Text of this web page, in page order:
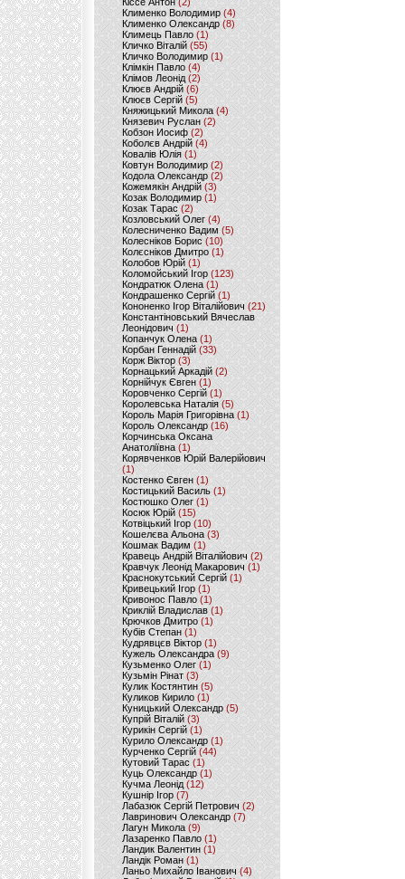
Клименко Володимир(4)
Клименко Олександр (8)
Климець Павло (1)
Кличко Віталій(55)
Кличко Володимир (1)
Клімкін Павло (4)
Клімов Леонід(2)
Клюєв Андрій(6)
Клюєв Сергій (5)
Княжицький Микола(4)
Князевич Руслан (2)
Кобзон Иосиф(2)
Коболєв Андрій (4)
Ковалів Юлія(1)
Ковтун Володимир (2)
Кодола Олександр (2)
Кожемякін Андрій (3)
Козак Володимир (1)
Козак Тарас (2)
Козловський Олег(4)
Колесниченко Вадим (5)
Колесніков Борис (10)
Колєсніков Дмитро (1)
Колобов Юрій (1)
Коломойський Ігор (123)
Кондратюк Олена(1)
Кондрашенко Сергій (1)
Кононенко Ігор Віталійович (21)
Константіновський Вячеслав
Леонідович (1)
Копанчук Олена (1)
Корбан Геннадій (33)
Корж Віктор (3)
Корнацький Аркадій (2)
Корнійчук Євген (1)
Коровченко Сергій (1)
Королевська Наталія(5)
Король Марія Григорівна (1)
Король Олександр (16)
Корчинська Оксана
Анатоліївна (1)
Корявченков Юрій Валерійович
(1)
Костенко Євген (1)
Костицький Василь (1)
Костюшко Олег (1)
Косюк Юрій (15)
Котвіцький Ігор (10)
Кошелєва Альона(3)
Кошмак Вадим (1)
Кравець Андрій Віталійович (2)
Кравчук Леонід Макарович (1)
Краснокутський Сергій (1)
Кривецький Ігор (1)
Кривонос Павло (1)
Криклій Владислав (1)
Крючков Дмитро(1)
Кубів Степан(1)
Кудрявцєв Віктор (1)
Кужель Олександра (9)
Кузьменко Олег (1)
Кузьмін Рінат(3)
Кулик Костянтин(5)
Куликов Кирило (1)
Куницький Олександр (5)
Купрій Віталій (3)
Курикін Сергій(1)
Курило Олександр (1)
Курченко Сергій (44)
Кутовий Тарас (1)
Куць Олександр (1)
Кучма Леонід (12)
Кушнір Ігор(7)
Лабазюк Сергій Петрович (2)
Лавринович Олександр(7)
Лагун Микола(9)
Лазаренко Павло (1)
Ландик Валентин (1)
Ландік Роман (1)
Ланьо Михайло Іванович(4)